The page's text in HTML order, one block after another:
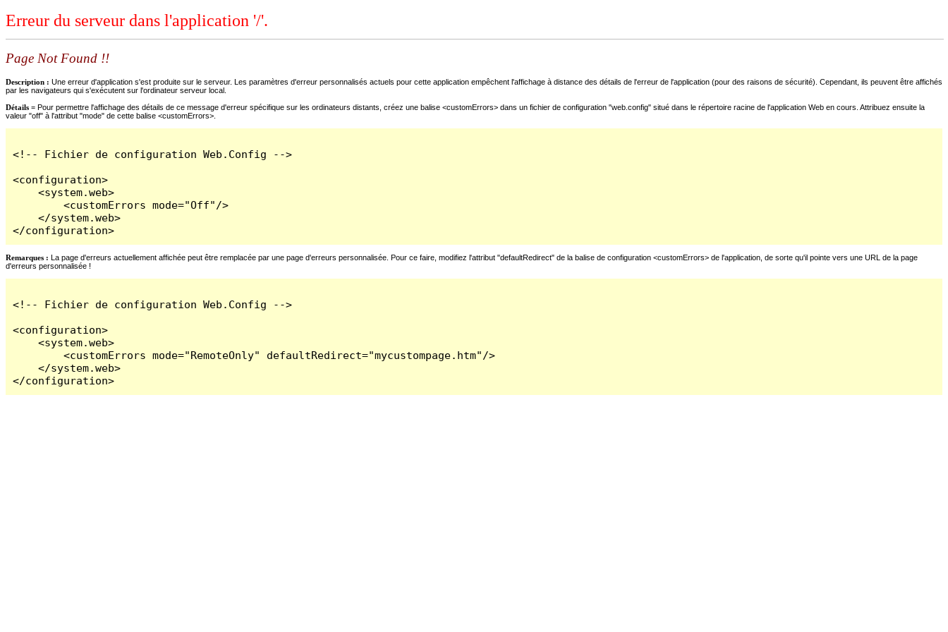
Erreur du serveur dans l'application '/'.
Page Not Found !!
Description : Une erreur d'application s'est produite sur le serveur. Les paramètres d'erreur personnalisés actuels pour cette application empêchent l'affichage à distance des détails de l'erreur de l'application (pour des raisons de sécurité). Cependant, ils peuvent être affichés
par les navigateurs qui s'exécutent sur l'ordinateur serveur local.
Détails = Pour permettre l'affichage des détails de ce message d'erreur spécifique sur les ordinateurs distants, créez une balise <customErrors> dans un fichier de configuration "web.config" situé dans le répertoire racine de l'application Web en cours. Attribuez ensuite la
valeur "off" à l'attribut "mode" de cette balise <customErrors>.
<!-- Fichier de configuration Web.Config -->
<configuration>
    <system.web>
        <customErrors mode="Off"/>
    </system.web>
</configuration>
Remarques : La page d'erreurs actuellement affichée peut être remplacée par une page d'erreurs personnalisée. Pour ce faire, modifiez l'attribut "defaultRedirect" de la balise de configuration <customErrors> de l'application, de sorte qu'il pointe vers une URL de la page
d'erreurs personnalisée !
<!-- Fichier de configuration Web.Config -->
<configuration>
    <system.web>
        <customErrors mode="RemoteOnly" defaultRedirect="mycustompage.htm"/>
    </system.web>
</configuration>